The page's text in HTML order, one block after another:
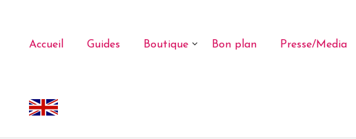
Accueil Guides Boutique Bon plan Presse/Media